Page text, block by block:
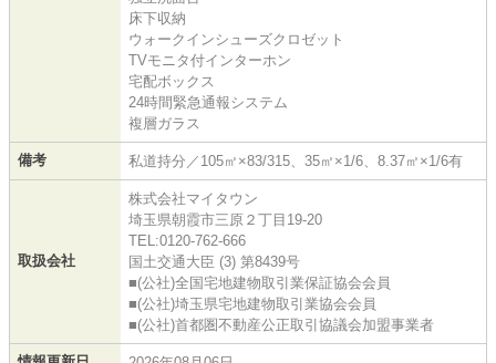
床下収納
ウォークインシューズクロゼット
TVモニタ付インターホン
宅配ボックス
24時間緊急通報システム
複層ガラス
備考 私道持分／105㎡×83/315、35㎡×1/6、8.37㎡×1/6有
取扱会社
株式会社マイタウン
埼玉県朝霞市三原２丁目19-20
TEL:0120-762-666
国土交通大臣 (3) 第8439号
■(公社)全国宅地建物取引業保証協会会員
■(公社)埼玉県宅地建物取引業協会会員
■(公社)首都圏不動産公正取引協議会加盟事業者